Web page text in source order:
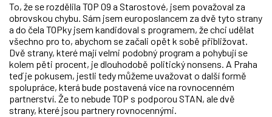
To, že se rozdělila TOP 09 a Starostové, jsem považoval za
obrovskou chybu. Sám jsem europoslancem za dvě tyto strany
a do čela TOPky jsem kandidoval s programem, že chci udělat
všechno pro to, abychom se začali opět k sobě přibližovat.
Dvě strany, které mají velmi podobný program a pohybují se
kolem pěti procent, je dlouhodobě politický nonsens. A Praha
teď je pokusem, jestli tedy můžeme uvažovat o další formě
spolupráce, která bude postavená více na rovnocenném
partnerství. Že to nebude TOP s podporou STAN, ale dvě
strany, které jsou partnery rovnocennými.